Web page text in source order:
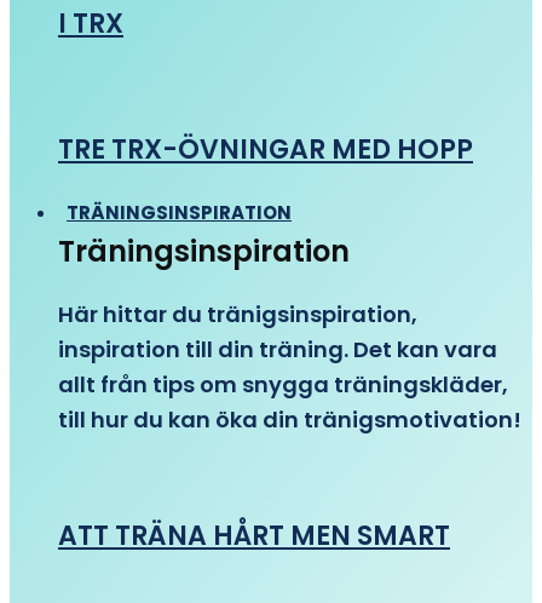
I TRX
TRE TRX-ÖVNINGAR MED HOPP
TRÄNINGSINSPIRATION
Träningsinspiration
Här hittar du tränigsinspiration,
inspiration till din träning. Det kan vara
allt från tips om snygga träningskläder,
till hur du kan öka din tränigsmotivation!
ATT TRÄNA HÅRT MEN SMART